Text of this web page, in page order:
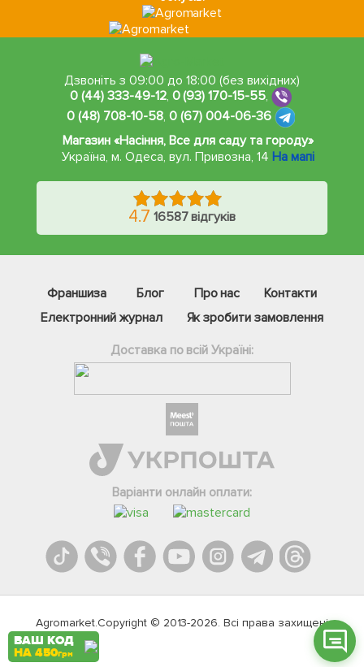
Дзвоніть з 09:00 до 18:00 (без вихідних)
0 (44) 333-49-12, 0 (93) 170-15-55,
0 (48) 708-10-58, 0 (67) 004-06-36
Магазин «Насіння, Все для саду та городу»
Україна, м. Одеса,вул. Привозна, 14 На мапі
4.7 16587 відгуків
Франшиза Блог Про нас
Контакти
Електронний журнал
Як зробити замовлення
Доставка по всій Україні:
Варіанти онлайн оплати:
Agromarket.Copyright © 2013-2026. Всі права захищені
Фейсбук
Вайбер
Інстаграм
Онлайн чат
ВАШ КОД
НА 450грн